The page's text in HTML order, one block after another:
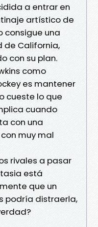
a entrar en
artístico de
consigue una
de California,
con su plan.
como
es mantener
cueste lo que
cuando
con una
muy mal
rivales a pasar
está
que un
podría distraerla,